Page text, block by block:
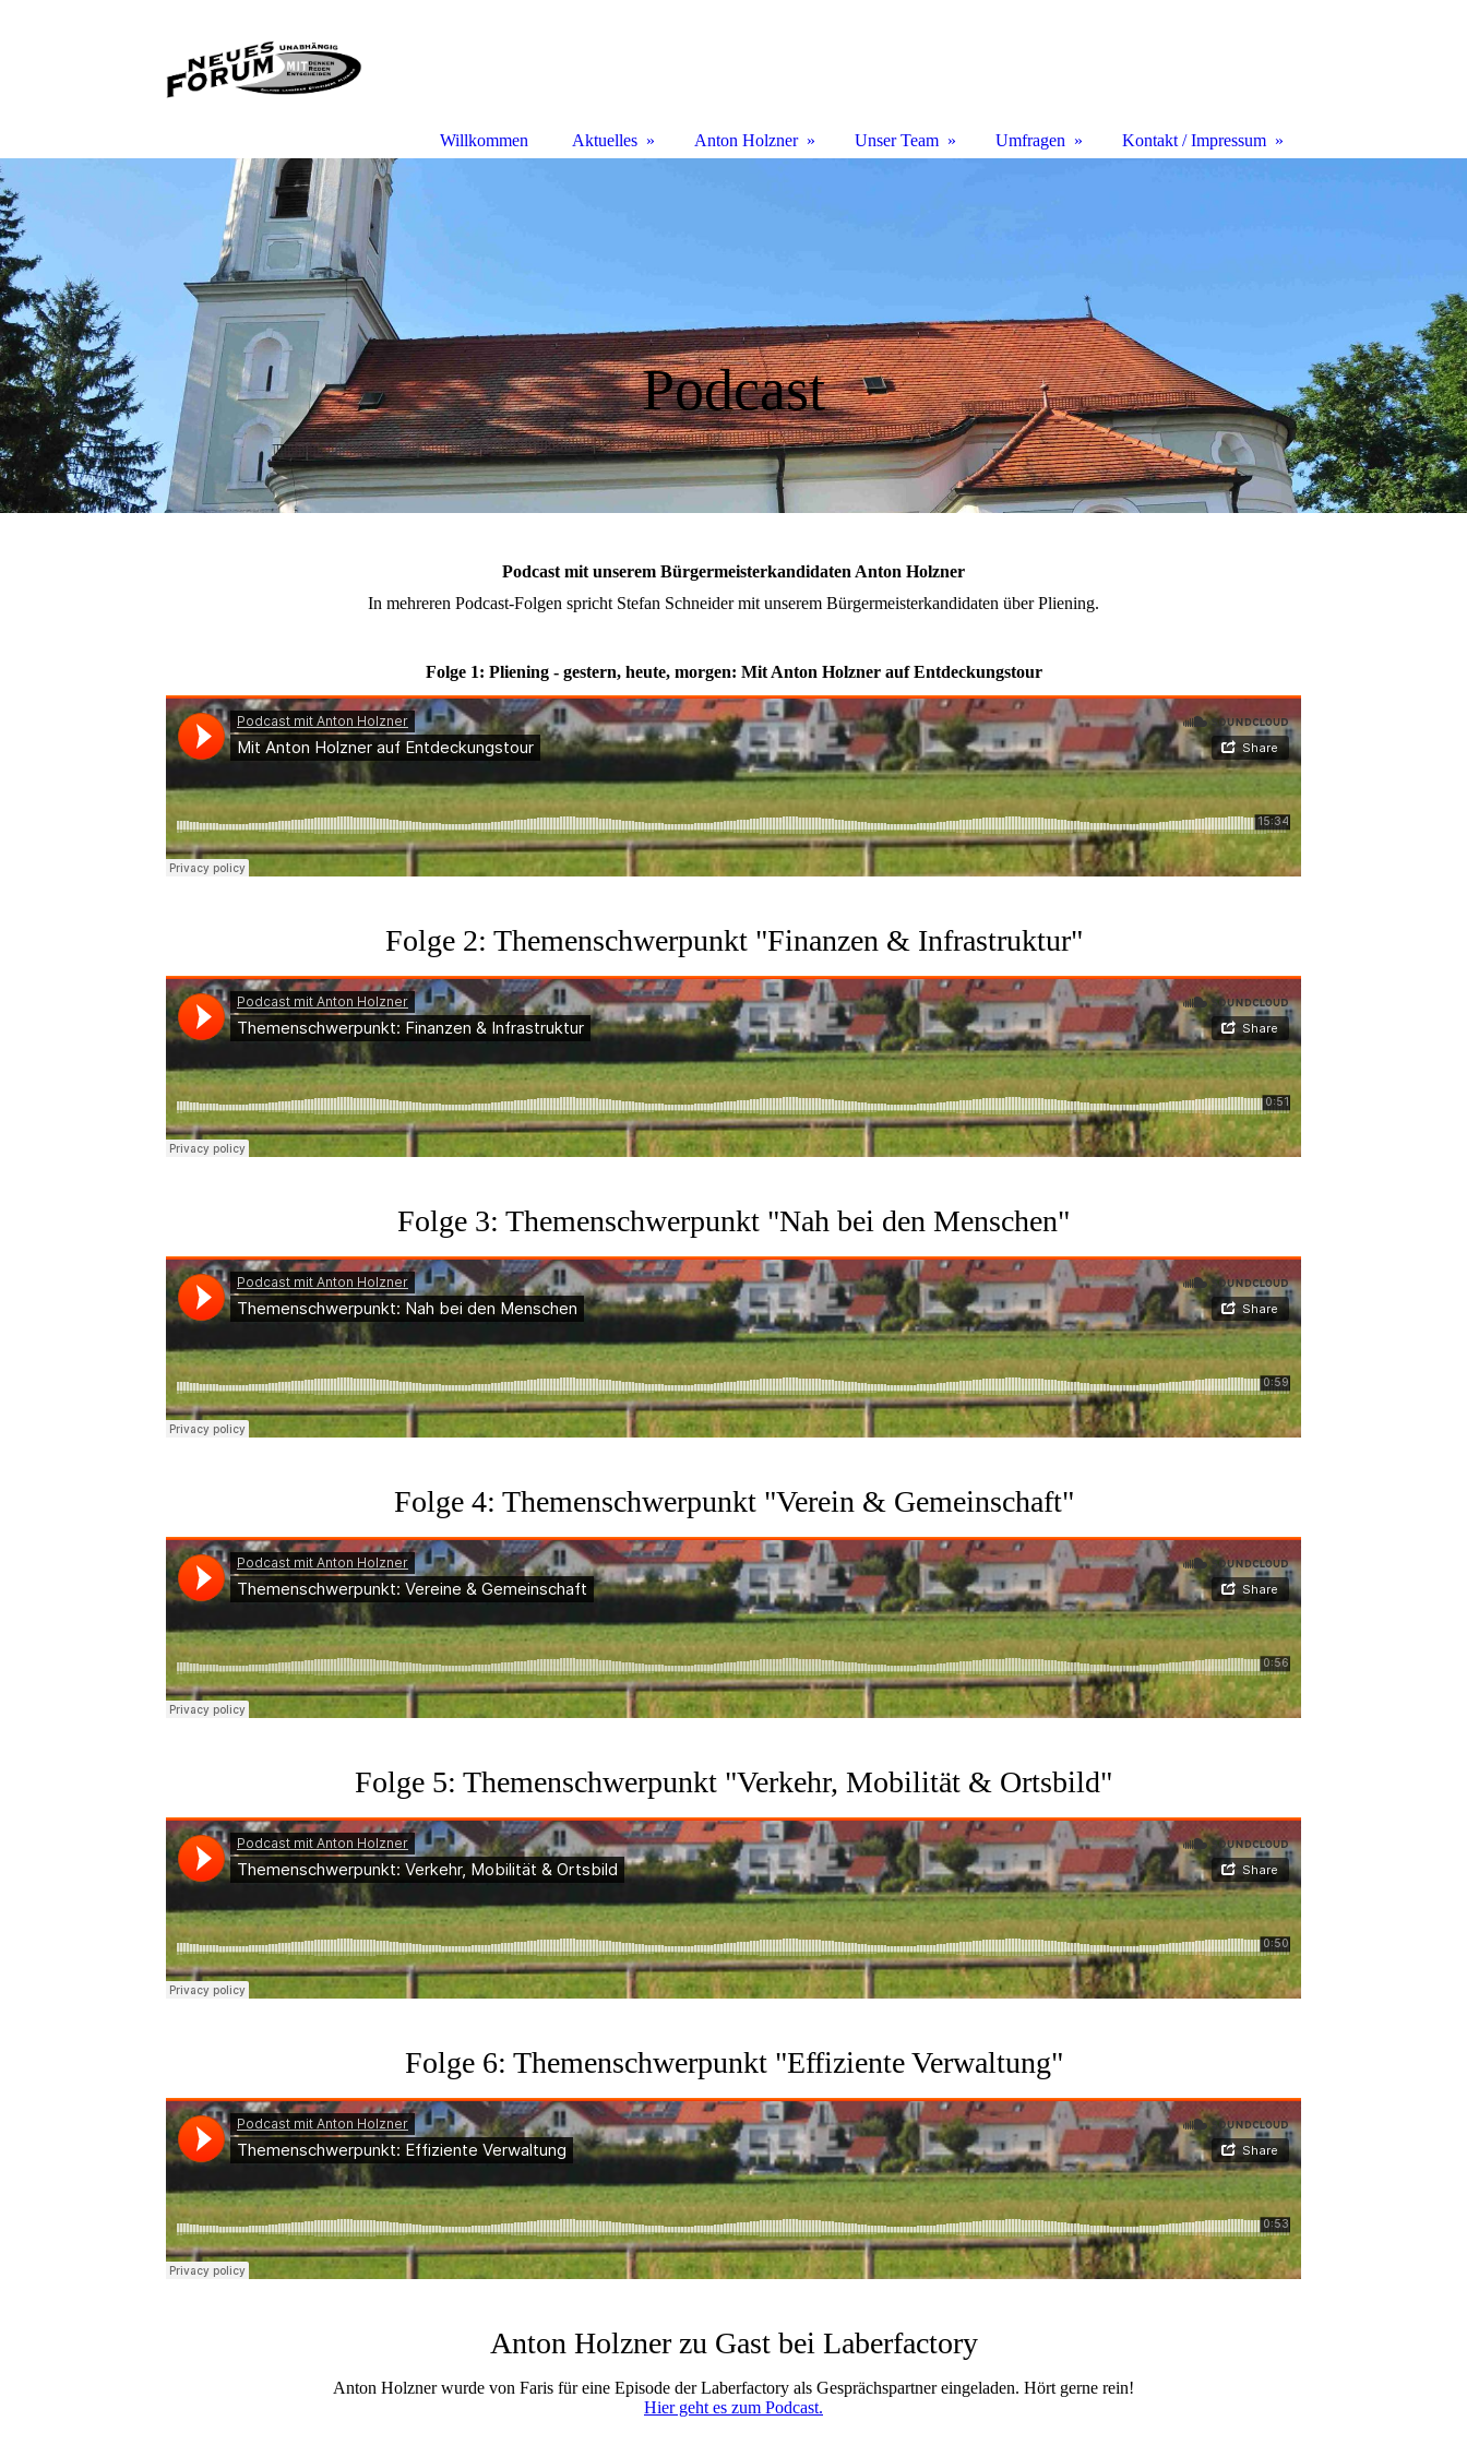
Podcast
Podcast mit unserem Bürgermeisterkandidaten Anton Holzner
In mehreren Podcast-Folgen spricht Stefan Schneider mit unserem Bürgermeisterkandidaten über Pliening.
Folge 1: Pliening - gestern, heute, morgen: Mit Anton Holzner auf Entdeckungstour
Folge 2: Themenschwerpunkt "Finanzen & Infrastruktur"
Folge 3: Themenschwerpunkt "Nah bei den Menschen"
Folge 4: Themenschwerpunkt "Verein & Gemeinschaft"
Folge 5: Themenschwerpunkt "Verkehr, Mobilität & Ortsbild"
Folge 6: Themenschwerpunkt "Effiziente Verwaltung"
Anton Holzner zu Gast bei Laberfactory
Anton Holzner wurde von Faris für eine Episode der Laberfactory als Gesprächspartner eingeladen. Hört gerne rein!
Hier geht es zum Podcast.
Willkommen Aktuelles Anton Holzner Unser Team Umfragen Kontakt / Impressum